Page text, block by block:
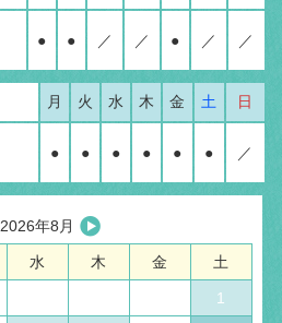
● ● ／ ／ ● ／ ／
月 火 水 木 金 土 日
● ● ● ● ● ● ／
2026年8月
水 木 金 土
1